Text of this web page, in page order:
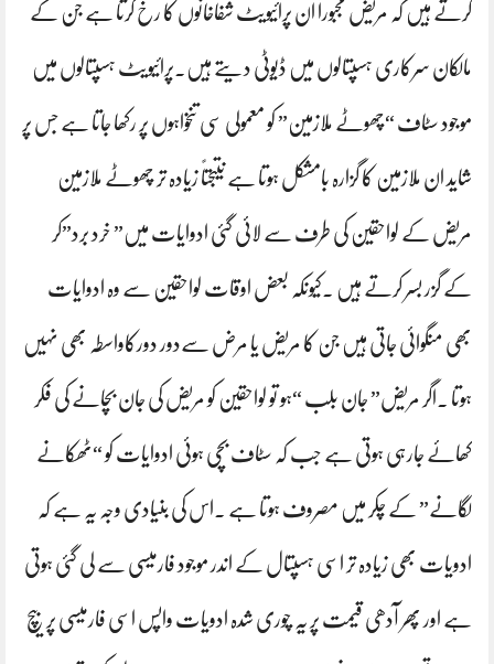
کرتے ہیں کہ مریض مجبوراً ان پرائیویٹ شفاخانوں کا رخ کرتا ہے جن کے
مالکان سرکاری ہسپتالوں میں ڈیوٹی دیتے ہیں۔پرائیویٹ ہسپتالوں میں
موجود سٹاف “چھوٹے ملازمین” کو معمولی سی تنخواہوں پر رکھا جاتا ہے جس پر
شاید ان ملازمین کا گزارہ بامشکل ہوتا ہے نتیجتاً زیادہ تر چھوٹے ملازمین
مریض کے لواحقین کی طرف سے لائی گئی ادوایات میں” خرد برد”کر
کے گزر بسر کرتے ہیں ۔کیونکہ بعض اوقات لواحقین سے وہ ادوایات
بھی منگوائی جاتی ہیں جن کا مریض یا مرض سےدور دورکاواسطہ بھی نہیں
ہوتا ۔اگر مریض” جان بلب “ہو تو لواحقین کو مریض کی جان بچانے کی فکر
کھائے جارہی ہوتی ہے جب کہ سٹاف بچی ہوئی ادوایات کو “ٹھکانے
لگانے” کے چکر میں مصروف ہوتا ہے ۔اس کی بنیادی وجہ یہ ہے کہ
ادویات بھی زیادہ تر اسی ہسپتال کے اندر موجود فارمیسی سے لی گئی ہوتی
ہے اور پھر آدھی قیمت پر یہ چوری شدہ ادویات واپس اسی فارمیسی پر بیچ